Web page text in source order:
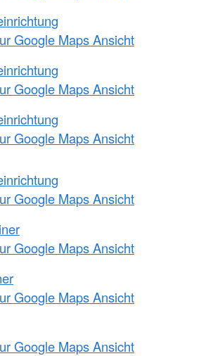
Google Maps Ansicht
Google Maps Ansicht
Google Maps Ansicht
Google Maps Ansicht
Google Maps Ansicht
Google Maps Ansicht
Google Maps Ansicht